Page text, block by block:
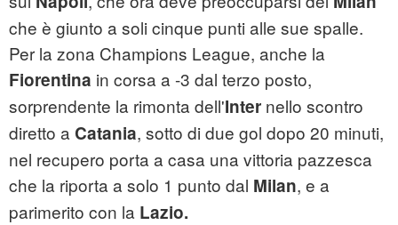
che è giunto a soli cinque punti alle sue spalle.
Per la zona Champions League, anche la
Fiorentina in corsa a -3 dal terzo posto,
sorprendente la rimonta dell'Inter nello scontro
diretto a Catania, sotto di due gol dopo 20 minuti,
nel recupero porta a casa una vittoria pazzesca
che la riporta a solo 1 punto dal Milan, e a
parimerito con la Lazio.